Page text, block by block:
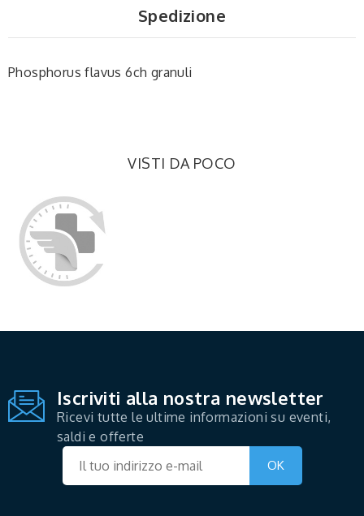
Spedizione
Phosphorus flavus 6ch granuli
VISTI DA POCO
Iscriviti alla nostra newsletter
Ricevi tutte le ultime informazioni su eventi,
saldi e offerte